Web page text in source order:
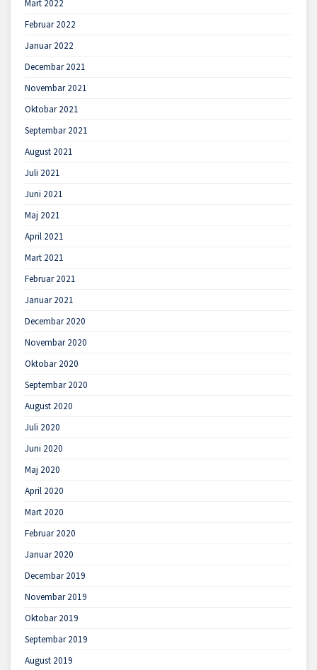
Mart 2022
Februar 2022
Januar 2022
Decembar 2021
Novembar 2021
Oktobar 2021
Septembar 2021
August 2021
Juli 2021
Juni 2021
Maj 2021
April 2021
Mart 2021
Februar 2021
Januar 2021
Decembar 2020
Novembar 2020
Oktobar 2020
Septembar 2020
August 2020
Juli 2020
Juni 2020
Maj 2020
April 2020
Mart 2020
Februar 2020
Januar 2020
Decembar 2019
Novembar 2019
Oktobar 2019
Septembar 2019
August 2019